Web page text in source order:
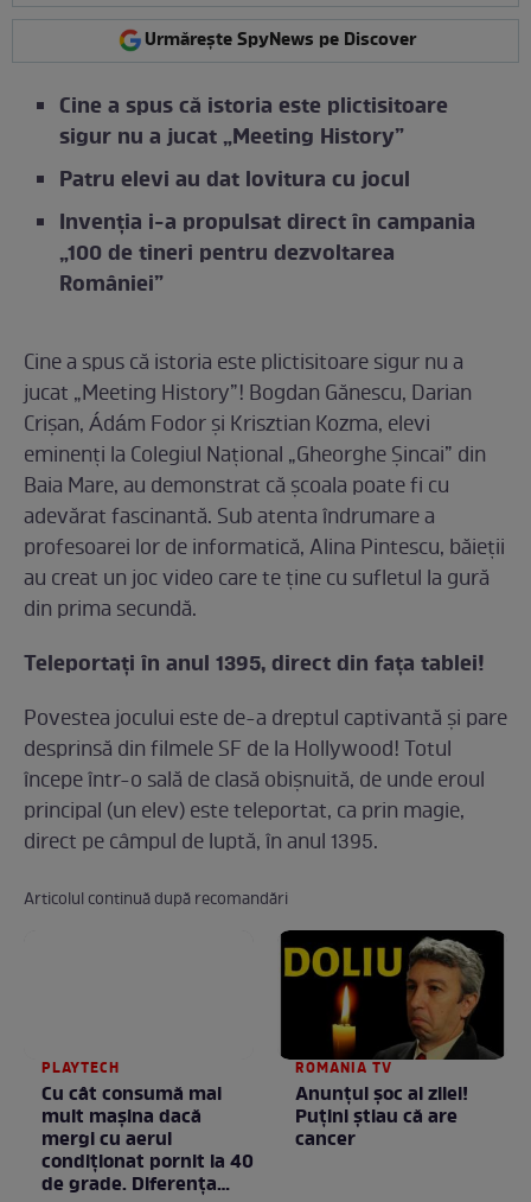
Urmărește SpyNews pe Discover
Cine a spus că istoria este plictisitoare
sigur nu a jucat „Meeting History”
Patru elevi au dat lovitura cu jocul
Invenția i-a propulsat direct în campania
„100 de tineri pentru dezvoltarea
României”
Cine a spus că istoria este plictisitoare sigur nu a
jucat „Meeting History”! Bogdan Gănescu, Darian
Crișan, Ádám Fodor și Krisztian Kozma, elevi
eminenți la Colegiul Național „Gheorghe Șincai” din
Baia Mare, au demonstrat că școala poate fi cu
adevărat fascinantă. Sub atenta îndrumare a
profesoarei lor de informatică, Alina Pintescu, băieții
au creat un joc video care te ține cu sufletul la gură
din prima secundă.
Teleportați în anul 1395, direct din fața tablei!
Povestea jocului este de-a dreptul captivantă și pare
desprinsă din filmele SF de la Hollywood! Totul
începe într-o sală de clasă obișnuită, de unde eroul
principal (un elev) este teleportat, ca prin magie,
direct pe câmpul de luptă, în anul 1395.
Articolul continuă după recomandări
PLAYTECH
Cu cât consumă mai
mult mașina dacă
mergi cu aerul
condiționat pornit la 40
de grade. Diferența
ROMANIA TV
Anunţul şoc al zilei!
Puţini ştiau că are
cancer